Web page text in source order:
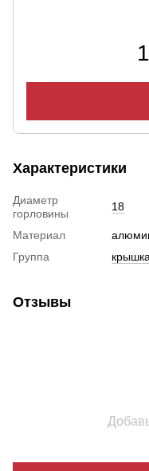
Характеристики
Диаметр
горловины
18
Материал
Группа
крышка
Отзывы